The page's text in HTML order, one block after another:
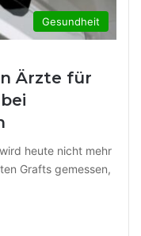
Gesundheit
Ärzte für
heute nicht mehr
Grafts gemessen,